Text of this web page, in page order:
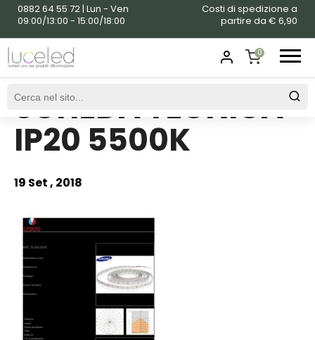
0882 64 55 72 | Lun - Ven
09:00/13:00 - 15:00/18:00
Costi di spedizione a
partire da € 6,90
0
SHOPPING
CART
SCHEDA TECNICA
IP20 5500K
19 Set , 2018